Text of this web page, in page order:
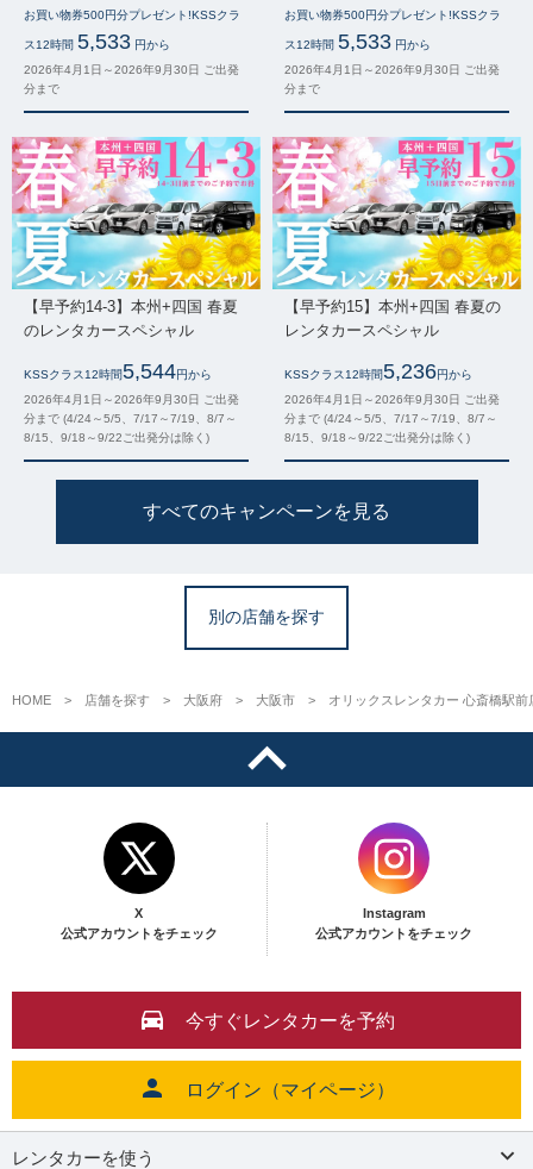
お買い物券500円分プレゼント!KSSクラ
ス12時間 5,533 円から
2026年4月1日～2026年9月30日 ご出発
分まで
お買い物券500円分プレゼント!KSSクラ
ス12時間 5,533 円から
2026年4月1日～2026年9月30日 ご出発
分まで
【早予約14-3】本州+四国 春夏
のレンタカースペシャル
KSSクラス12時間5,544円から
2026年4月1日～2026年9月30日 ご出発
分まで (4/24～5/5、7/17～7/19、8/7～
8/15、9/18～9/22ご出発分は除く)
【早予約15】本州+四国 春夏の
レンタカースペシャル
KSSクラス12時間5,236円から
2026年4月1日～2026年9月30日 ご出発
分まで (4/24～5/5、7/17～7/19、8/7～
8/15、9/18～9/22ご出発分は除く)
すべてのキャンペーンを見る
別の店舗を探す
HOME 店舗を探す 大阪府 大阪市 オリックスレンタカー 心斎橋駅前
X
公式アカウントをチェック
Instagram
公式アカウントをチェック
今すぐレンタカーを予約
ログイン（マイページ）
レンタカーを使う